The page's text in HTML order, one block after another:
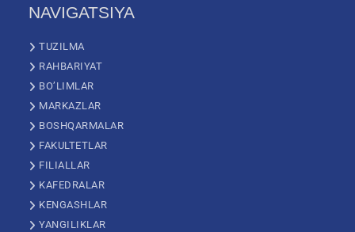
NAVIGATSIYA
TUZILMA
RAHBARIYAT
BO’LIMLAR
MARKAZLAR
BOSHQARMALAR
FAKULTETLAR
FILIALLAR
KAFEDRALAR
KENGASHLAR
YANGILIKLAR